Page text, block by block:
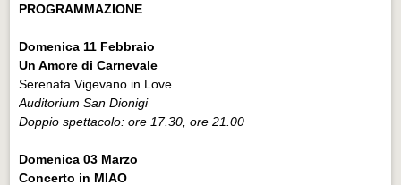
PROGRAMMAZIONE
Domenica 11 Febbraio
Un Amore di Carnevale
Serenata Vigevano in Love
Auditorium San Dionigi
Doppio spettacolo: ore 17.30, ore 21.00
Domenica 03 Marzo
Concerto in MIAO